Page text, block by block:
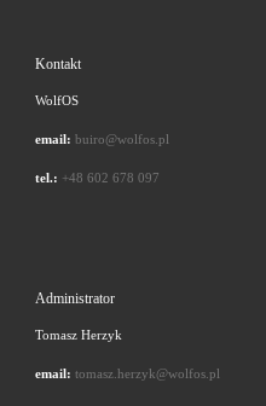
Kontakt
WolfOS
email: buiro@wolfos.pl
tel.: +48 602 678 097
Administrator
Tomasz Herzyk
email: tomasz.herzyk@wolfos.pl